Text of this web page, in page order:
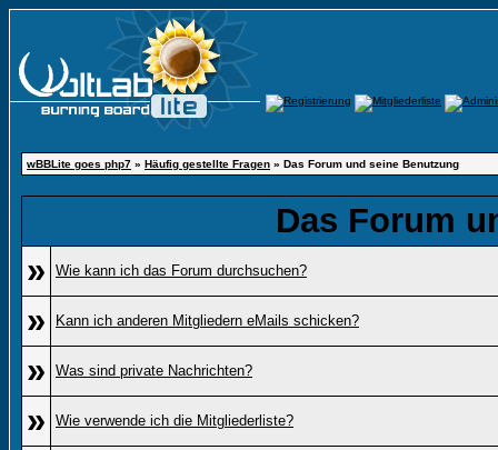
wBBLite goes php7 » Häufig gestellte Fragen » Das Forum und seine Benutzung
Das Forum
»
Wie kann ich das Forum durchsuchen?
» Kann ich anderen Mitgliedern eMails schicken?
» Was sind private Nachrichten?
» Wie verwende ich die Mitgliederliste?